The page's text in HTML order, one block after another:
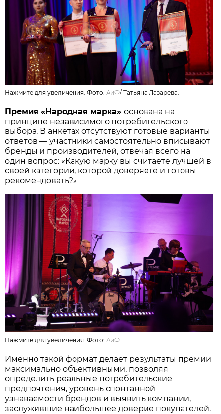
Нажмите для увеличения. Фото:АиФ/Татьяна Лазарева.
Премия «Народная марка»основана на
принципе независимого потребительского
выбора. В анкетах отсутствуют готовые варианты
ответов — участники самостоятельно вписывают
бренды и производителей, отвечая всего на
один вопрос: «Какую марку вы считаете лучшей в
своей категории, которой доверяете и готовы
рекомендовать?»
Нажмите для увеличения. Фото:АиФ
Именно такой формат делает результаты премии
максимально объективными, позволяя
определить реальные потребительские
предпочтения, уровень спонтанной
узнаваемости брендов и выявить компании,
заслужившие наибольшее доверие покупателей.